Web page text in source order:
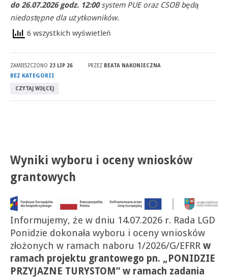
do 26.07.2026 godz. 12:00system PUE oraz CSOB będą
niedostępne dla użytkowników.
6 wszystkich wyświetleń
ZAMIESZCZONO 23 LIP 26 PRZEZ BEATA NAKONIECZNA
BEZ KATEGORII
CZYTAJ WIĘCEJ
Wyniki wyboru i oceny wniosków
grantowych
Informujemy, że w dniu 14.07.2026 r. Rada LGD
Ponidzie dokonała wyboru i oceny wniosków
złożonych w ramach naboru 1/2026/G/EFRR w
ramach projektu grantowego pn. „PONIDZIE
PRZYJAZNE TURYSTOM” w ramach zadania